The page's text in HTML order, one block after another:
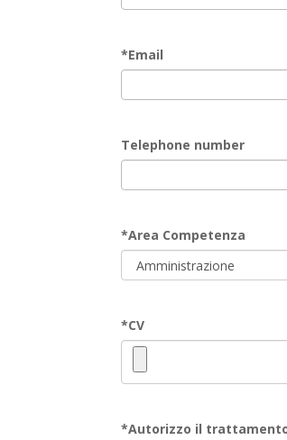
*Email
Telephone number
*Area Competenza
*CV
*Autorizzo il trattamento